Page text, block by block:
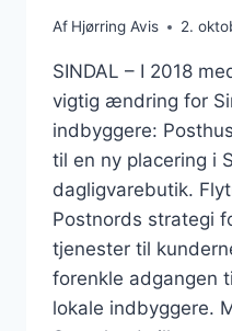
Af Hjørring Avis 2.
SINDAL – I 2018
vigtig ændring for
indbyggere:
til en ny placering i
dagligvarebutik.
Postnords strategi
tjenester til
forenkle adgangen
lokale indbyggere.